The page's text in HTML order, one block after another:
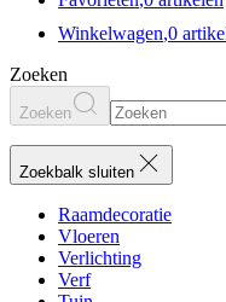
Winkelwagen,0
Zoeken
Zoeken
Zoekbalk sluiten
Raamdecoratie
Vloeren
Verlichting
Verf